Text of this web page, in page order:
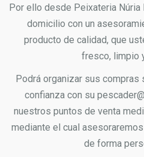
Por ello desde Peixateria
domicilio con un
producto de calidad, que
fresco, limpio
Podrá organizar sus compras
confianza con su
nuestros puntos de venta
mediante el cual
de forma